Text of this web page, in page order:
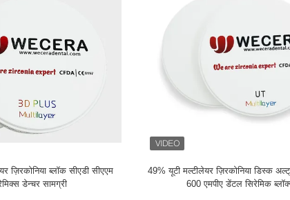
ज़िरकोनिया ब्लॉक सीएडी सीएएम
डेन्चर सामग्री
49% यूटी मल्टीलेयर ज़िरकोनिया डिस्क
600 एमपीए डेंटल सिरेमिक